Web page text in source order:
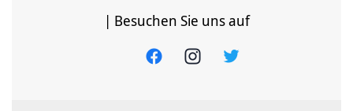
| Besuchen Sie uns auf